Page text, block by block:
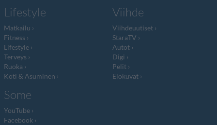
Lifestyle
Matkailu
Fitness
Lifestyle
Terveys
Ruoka
Koti & Asuminen
Viihde
Viihdeuutiset
StaraTV
Autot
Digi
Pelit
Elokuvat
Some
YouTube
Facebook